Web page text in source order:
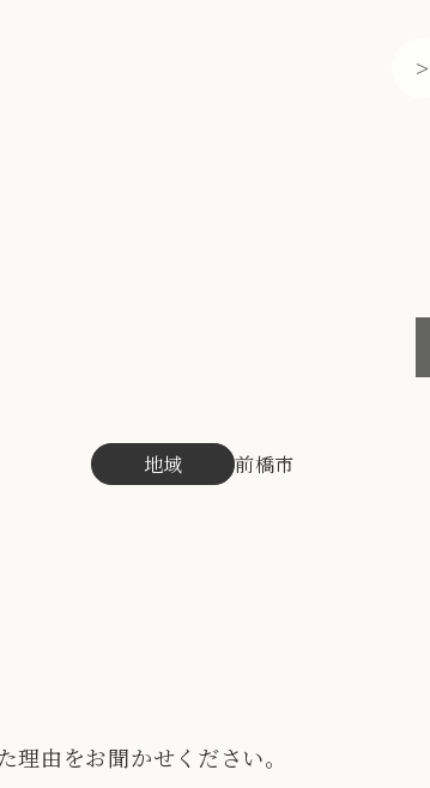
地域 前橋市
由をお聞かせください。